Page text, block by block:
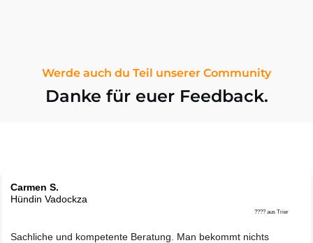
Werde auch du Teil unserer Community
Danke für euer Feedback.
Carmen S.
Hündin Vadockza
???? aus Trier
Sachliche und kompetente Beratung. Man bekommt nichts